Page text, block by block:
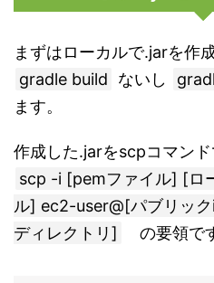
まずはローカルで.jarを作
gradle build
ないし
ます。
作成した.jarをscpコマンド
scp -i [pemファイル] [ロ
ル] ec2-user@[パブリッ
ディレクトリ]
の要領で